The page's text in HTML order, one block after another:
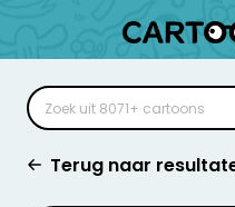
Terug naar